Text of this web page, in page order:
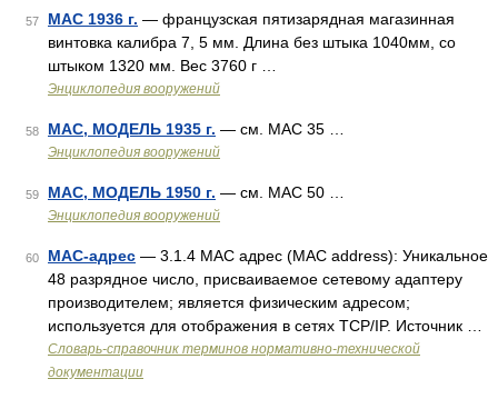
57 МАС 1936 г. — французская пятизарядная магазинная
винтовка калибра 7, 5 мм. Длина без штыка 1040мм, со
штыком 1320 мм. Вес 3760 г …
Энциклопедия вооружений
58 МАС, МОДЕЛЬ 1935 г. — см. МАС 35 …
Энциклопедия вооружений
59 МАС, МОДЕЛЬ 1950 г. — см. МАС 50 …
Энциклопедия вооружений
60 МАС-адрес — 3.1.4 МАС адрес (MAC address): Уникальное
48 разрядное число, присваиваемое сетевому адаптеру
производителем; является физическим адресом;
используется для отображения в сетях TCP/IP. Источник …
Словарь-справочник терминов нормативно-технической
документации